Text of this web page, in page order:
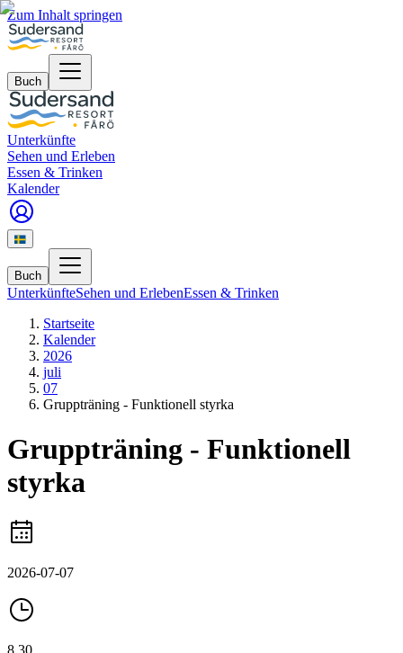
Zum Inhalt springen
Buch
Unterkünfte
Sehen und Erleben
Essen & Trinken
Kalender
Buch
UnterkünfteSehen und ErlebenEssen & Trinken
Startseite
Kalender
2026
juli
07
Gruppträning - Funktionell styrka
Gruppträning - Funktionell
styrka
2026-07-07
8.30